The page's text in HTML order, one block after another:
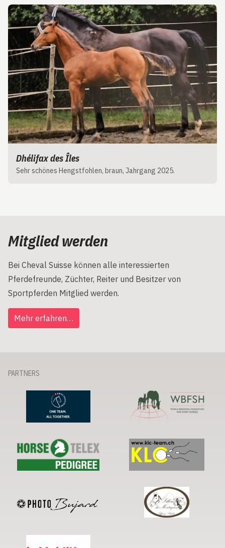
Dhélifax des Îles
Sehr schönes Hengstfohlen, braun, Jahrgang 2025.
Mitglied werden
Bei Cheval Suisse können alle interessierten
Pferdefreunde, Züchter, Reiter und Besitzer von
Sportpferden Mitglied werden.
Mehr erfahren…
PARTNERS